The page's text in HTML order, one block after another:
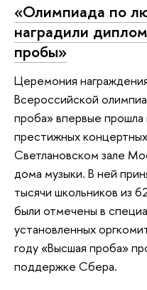
«Олимпиада по
наградили
пробы»
Церемония
Всероссийской
проба» впервые
престижных
Светлановском зале
дома музыки. В ней
тысячи школьников из
были отмечены в
установленных
году «Высшая проба»
поддержке Сбера.